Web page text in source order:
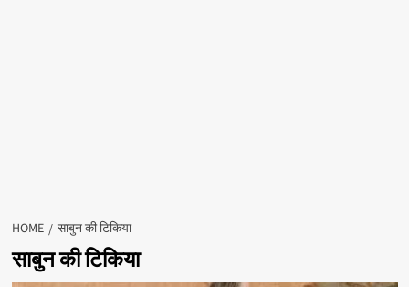
HOME साबुन की टिकिया
साबुन की टिकिया